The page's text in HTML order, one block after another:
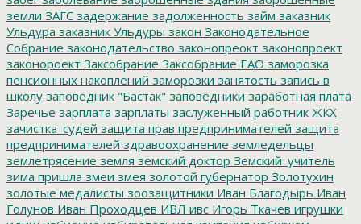
земли ЗАГС задержание задолженность займ заказник
Ульдура заказник Ульдуры закон Законодательное
Собрание законодательство законопреокт законопроект
законороект Заксобрание Заксобрание ЕАО заморозка
пенсионных накоплений заморозки занятость запись в
школу заповедник "Бастак" заповедники заработная плата
Заречье зарплата зарплаты заслуженный работник ЖКХ
зачистка_судей защита прав предпринимателей защита
предпринимателей здравоохранение земледельцы
землетрясение земля земский доктор Земский_учитель
зима пришла змеи змея золотой губернатор Золотухин
золотые медалисты зоозащитники Иван Благодырь Иван
Голунов Иван Проходцев ИВЛ ивс Игорь Ткачев игрушки